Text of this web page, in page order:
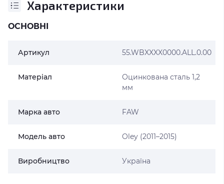
Характеристики
ОСНОВНІ
Артикул 55.WBXXXX0000.ALL.0.00
Матеріал
Оцинкована сталь 1,2
мм
Марка авто FAW
Модель авто Oley (2011–2015)
Виробництво Україна